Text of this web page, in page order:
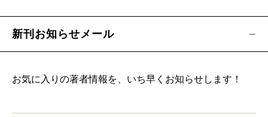
新刊お知らせメール
お気に入りの著者情報を、いち早くお知らせします！